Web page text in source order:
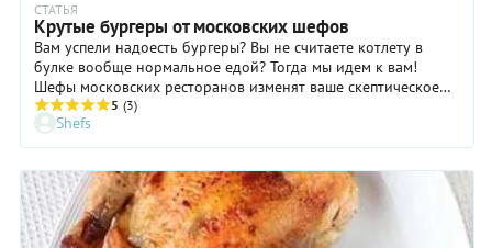
СТАТЬЯ
Крутые бургеры от московских шефов
Вам успели надоесть бургеры? Вы не считаете котлету в
булке вообще нормальное едой? Тогда мы идем к вам!
Шефы московских ресторанов изменят ваше скептическое
отношение к бургеру, добавив в него непривычные
ингредиенты, элементы высокой кухни и просто домашний
майонез.
5 (3)
Shefs